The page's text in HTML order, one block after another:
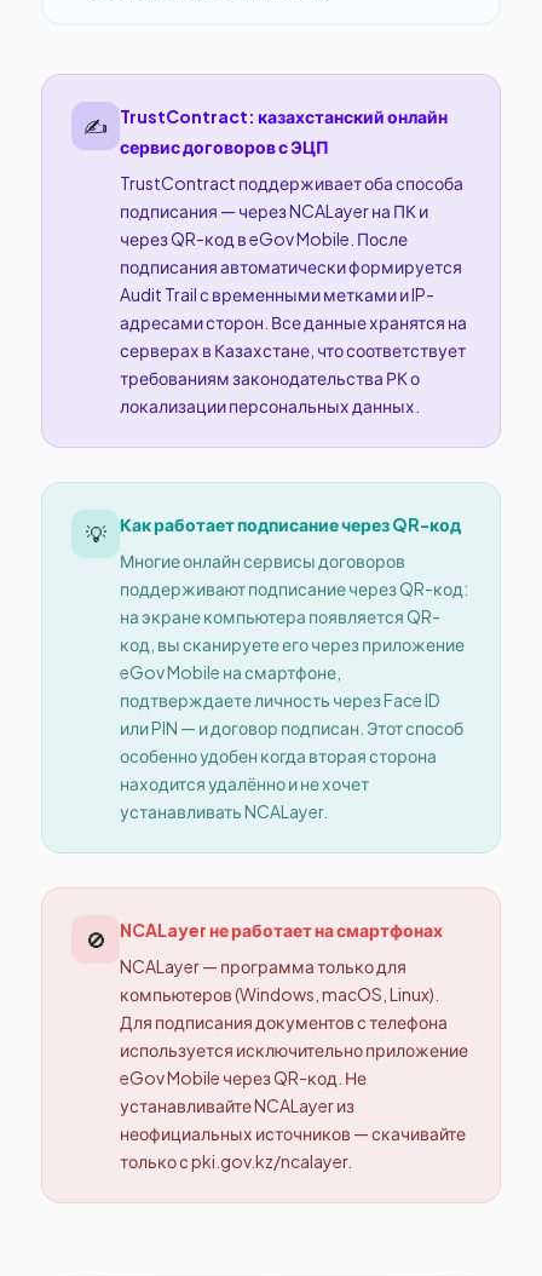
✍️
TrustContract: казахстанский онлайн
сервис договоров с ЭЦП
TrustContract поддерживает оба способа
подписания — через NCALayer на ПК и
через QR-код в eGov Mobile. После
подписания автоматически формируется
Audit Trail с временными метками и IP-
адресами сторон. Все данные хранятся на
серверах в Казахстане, что соответствует
требованиям законодательства РК о
локализации персональных данных.
💡
Как работает подписание через QR-код
Многие онлайн сервисы договоров
поддерживают подписание через QR-код:
на экране компьютера появляется QR-
код, вы сканируете его через приложение
eGov Mobile на смартфоне,
подтверждаете личность через Face ID
или PIN — и договор подписан. Этот способ
особенно удобен когда вторая сторона
находится удалённо и не хочет
устанавливать NCALayer.
🚫
NCALayer не работает на смартфонах
NCALayer — программа только для
компьютеров (Windows, macOS, Linux).
Для подписания документов с телефона
используется исключительно приложение
eGov Mobile через QR-код. Не
устанавливайте NCALayer из
неофициальных источников — скачивайте
только с pki.gov.kz/ncalayer.